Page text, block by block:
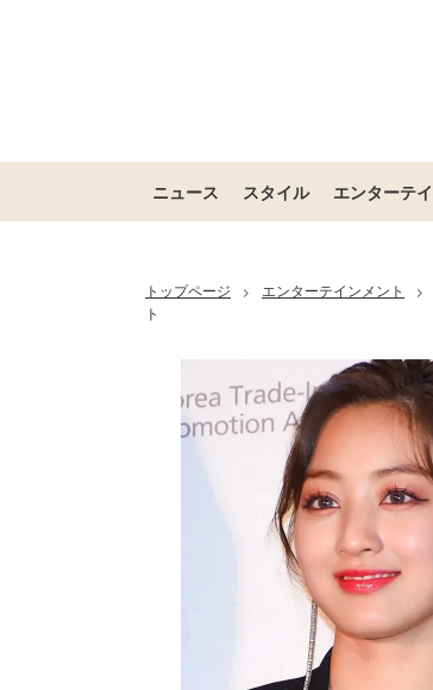
ニュース スタイル エンターテ
トップページ > エンターテインメント >
ト